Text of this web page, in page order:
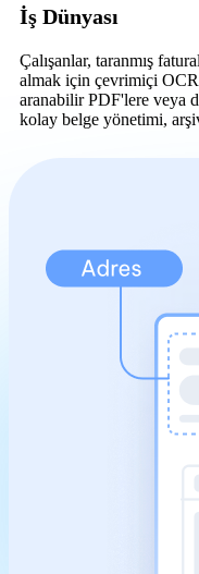
İş Dünyası
Çalışanlar, taranmış
almak için çevrimiçi OCR
aranabilir PDF'lere veya
kolay belge yönetimi,